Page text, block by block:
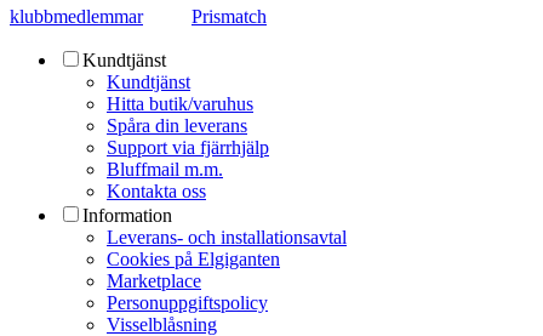
klubbmedlemmar Prismatch
Kundtjänst
Kundtjänst
Hitta butik/varuhus
Spåra din leverans
Support via fjärrhjälp
Bluffmail m.m.
Kontakta oss
Information
Leverans- och installationsavtal
Cookies på Elgiganten
Marketplace
Personuppgiftspolicy
Visselblåsning